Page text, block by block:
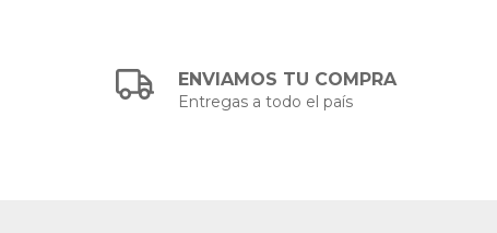
ENVIAMOS TU COMPRA
Entregas a todo el país